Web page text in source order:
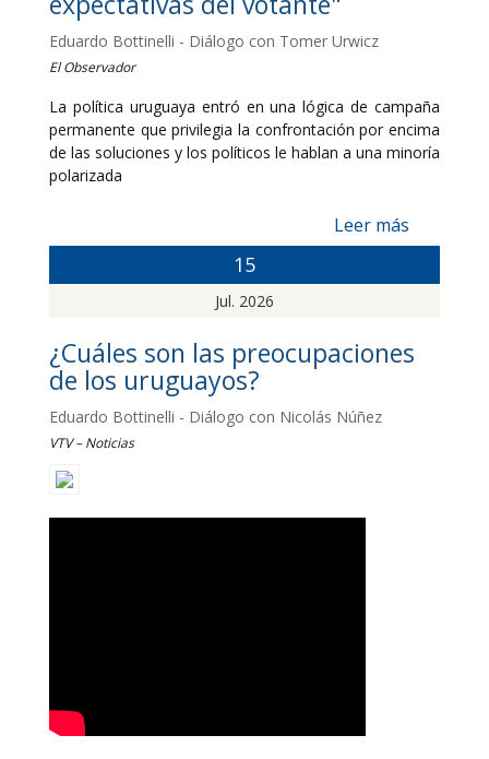
Eduardo Bottinelli - Diálogo con Tomer Urwicz
El Observador
La política uruguaya entró en una lógica de campaña
permanente que privilegia la confrontación por encima
de las soluciones y los políticos le hablan a una minoría
polarizada
Leer más
15
Jul. 2026
¿Cuáles son las preocupaciones
de los uruguayos?
Eduardo Bottinelli - Diálogo con Nicolás Núñez
VTV – Noticias